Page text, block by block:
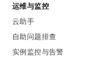
运维与监控
云助手
自助问题排查
实例监控与告警